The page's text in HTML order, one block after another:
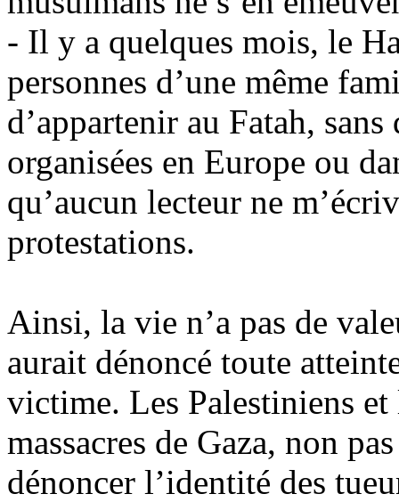
- Il y a quelques mois, le
personnes d’une même
d’appartenir au Fatah,
organisées en Europe ou
qu’aucun lecteur ne
protestations.
Ainsi, la vie n’a pas de
aurait dénoncé toute
victime. Les Palestiniens
massacres de Gaza, non
dénoncer l’identité des